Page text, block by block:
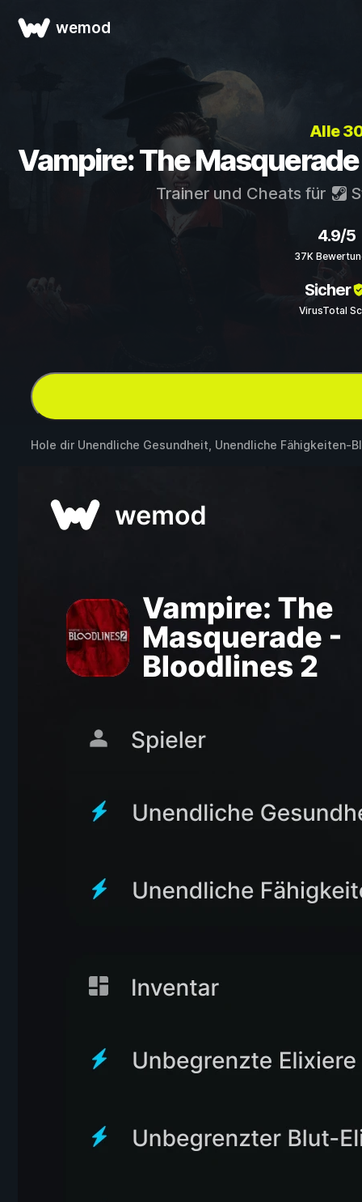
wemod
Alle
Vampire: The
Trainer und Cheats für
4.9/5
37K
Sicher
VirusTotal
Hole dir Unendliche Gesundheit, Unendliche Fähigkeiten-